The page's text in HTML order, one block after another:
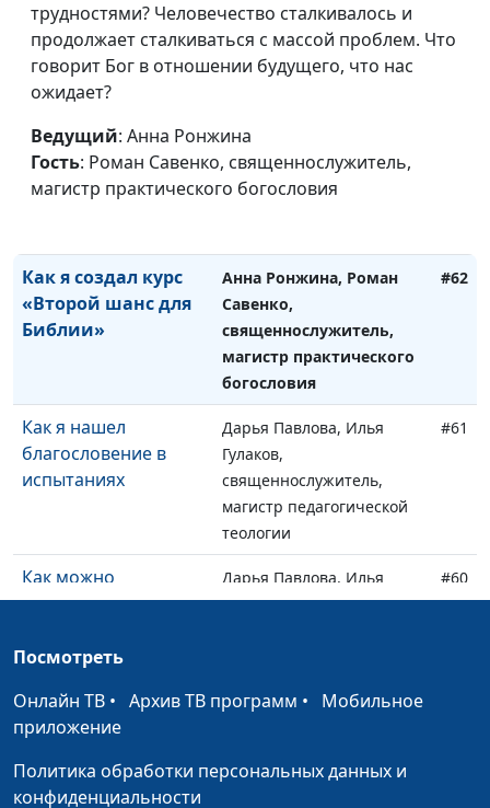
трудностями? Человечество сталкивалось и
продолжает сталкиваться с массой проблем. Что
говорит Бог в отношении будущего, что нас
ожидает?
Ведущий: Анна Ронжина
Гость: Роман Савенко, священнослужитель,
магистр практического богословия
Как оставаться
христианином, если
родители против.
Мой личный опыт
Анна Богатская, Евгений
Перешивкин,
Как я стал
верующим
Анна Ронжина, Роман
Как я создал курс
«Второй шанс для
Библии»
Анна Ронжина, Роман
Савенко,
священнослужитель,
магистр практического
богословия
#62
Как я нашел
благословение в
испытаниях
Дарья Павлова, Илья
Гулаков,
священнослужитель,
магистр педагогической
теологии
#61
Как можно
послужить Богу
Дарья Павлова, Илья
Гулаков,
#60
Как я обрёл силу в
священнослужитель
Посмотреть
Онлайн ТВ • Архив ТВ программ • Мобильное
приложение
Политика обработки персональных данных и
конфиденциальности